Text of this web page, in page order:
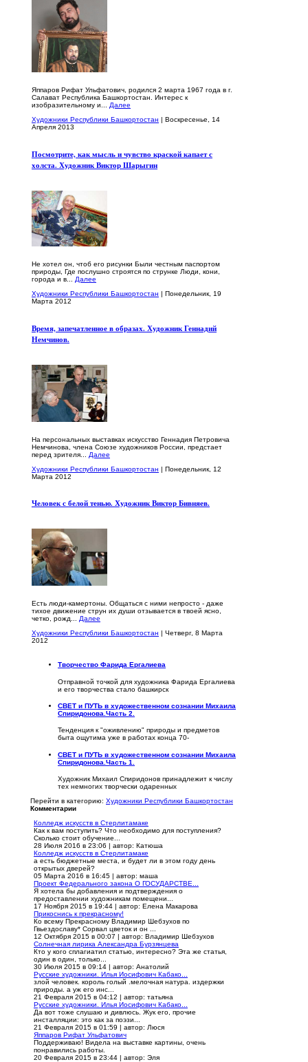
Яппаров Рифат Ульфатович, родился 2 марта 1967 года в г.
Салават Республика Башкортостан. Интерес к
изобразительному и... Далее
Художники Республики Башкортостан | Воскресенье, 14
Апреля 2013
Посмотрите, как мысль и чувство краской капает с
холста. Художник Виктор Шарыгин
Не хотел он, чтоб его рисунки Были честным паспортом
природы, Где послушно строятся по струнке Люди, кони,
города и в... Далее
Художники Республики Башкортостан | Понедельник, 19
Марта 2012
Время, запечатленное в образах. Художник Геннадий
Немчинов.
На персональных выставках искусство Геннадия Петровича
Немчинова, члена Союзе художников России, предстает
перед зрителя... Далее
Художники Республики Башкортостан | Понедельник, 12
Марта 2012
Человек с белой тенью. Художник Виктор Бивняев.
Есть люди-камертоны. Общаться с ними непросто - даже
тихое движение струн их души отзывается в твоей ясно,
четко, рожд... Далее
Художники Республики Башкортостан | Четверг, 8 Марта
2012
Творчество Фарида Ергалиева
Отправной точкой для художника Фарида Ергалиева
и его творче­ства стало башкирск
СВЕТ и ПУТЬ в художественном сознании Михаила
Спиридонова.Часть 2.
Тенденция к "оживлению" природы и предметов
быта ощутима уже в работах конца 70-
СВЕТ и ПУТЬ в художественном сознании Михаила
Спиридонова.Часть 1.
Художник Михаил Спиридонов принадлежит к числу
тех немногих творчески одаренных
Перейти в категорию: Художники Республики Башкортостан
Комментарии
Колледж искусств в Стерлитамаке
Как к вам поступить? Что необходимо для поступления?
Сколько стоит обучение...
28 Июля 2016 в 23:06 | автор: Катюша
Колледж искусств в Стерлитамаке
а есть бюджетные места, и будет ли в этом году день
открытых дверей?
05 Марта 2016 в 16:45 | автор: маша
Проект Федерального закона О ГОСУДАРСТВЕ...
Я хотела бы добавления и подтверждения о
предоставлении художникам помещени...
17 Ноября 2015 в 19:44 | автор: Елена Макарова
Прикоснись к прекрасному!
Ко всему Прекрасному Владимир Шебзухов по
Гвьездославу* Сорвал цветок и он ...
12 Октября 2015 в 00:07 | автор: Владимир Шебзухов
Солнечная лирика Александра Бурзянцева
Кто у кого сплагиатил статью, интересно? Эта же статья,
один в один, только...
30 Июля 2015 в 09:14 | автор: Анатолий
Русские художники. Илья Иосифович Кабако...
злой человек. король голый .мелочная натура. издержки
природы. а уж его инс...
21 Февраля 2015 в 04:12 | автор: татьяна
Русские художники. Илья Иосифович Кабако...
Да вот тоже слушаю и дивлюсь. Жук его, прочие
инсталляции: это как за поэзи...
21 Февраля 2015 в 01:59 | автор: Люся
Яппаров Рифат Ульфатович
Поддерживаю! Видела на выставке картины, очень
понравились работы.
20 Февраля 2015 в 23:44 | автор: Эля